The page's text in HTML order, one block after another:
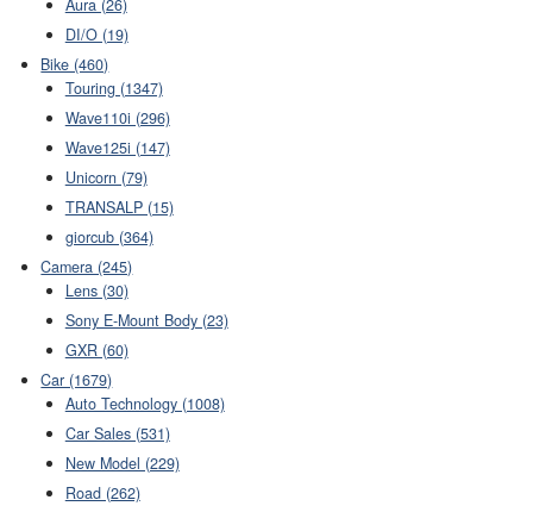
Aura (26)
DI/O (19)
Bike (460)
Touring (1347)
Wave110i (296)
Wave125i (147)
Unicorn (79)
TRANSALP (15)
giorcub (364)
Camera (245)
Lens (30)
Sony E-Mount Body (23)
GXR (60)
Car (1679)
Auto Technology (1008)
Car Sales (531)
New Model (229)
Road (262)